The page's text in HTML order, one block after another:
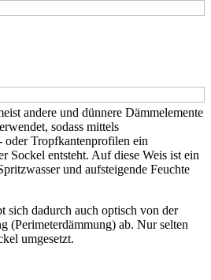
andere und dünnere Dämmelemente
sodass mittels
oder Tropfkantenprofilen ein
Sockel entsteht. Auf diese Weis ist ein
und aufsteigende Feuchte
sich dadurch auch optisch von der
(Perimeterdämmung) ab. Nur selten
umgesetzt.